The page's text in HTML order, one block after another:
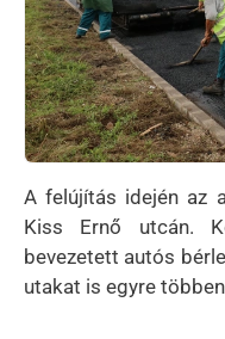
A felújítás idején az
Kiss Ernő utcán.
bevezetett autós
utakat is egyre